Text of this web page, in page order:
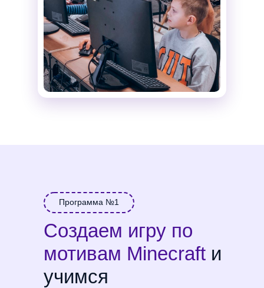
Программа №1
Создаем игру по
мотивам Minecraft и
учимся 3D-
моделированию с
помощью Scratch и
Создаем игру по
мотивам Minecraft и
учимся